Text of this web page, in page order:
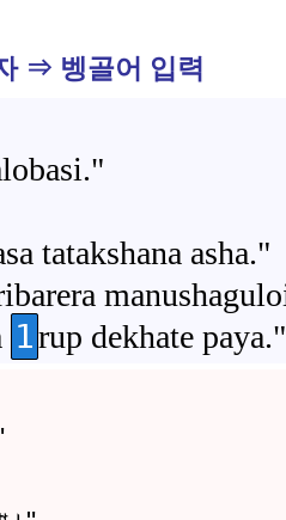
⇒ 벵골어 입력
tatakshana asha."
1rup dekhate paya."